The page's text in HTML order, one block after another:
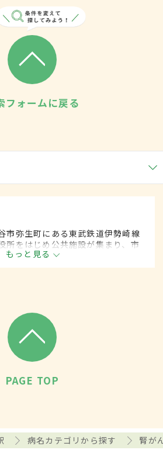
フォームに戻る
市弥生町にある東武鉄道伊勢崎線
所をはじめ公共施設が集まり、市
東口、西口ともにロータリーが整
食店などが軒を連ねる。
もっと見る
PAGE TOP
病名カテゴリから探す 腎が